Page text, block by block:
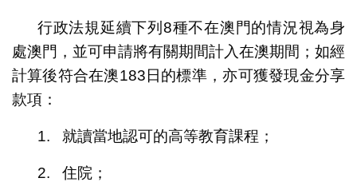
行政法規延續下列8種不在澳門的情況視為身
處澳門，並可申請將有關期間計入在澳期間；如經
計算後符合在澳183日的標準，亦可獲發現金分享
款項：
1. 就讀當地認可的高等教育課程；
2. 住院；